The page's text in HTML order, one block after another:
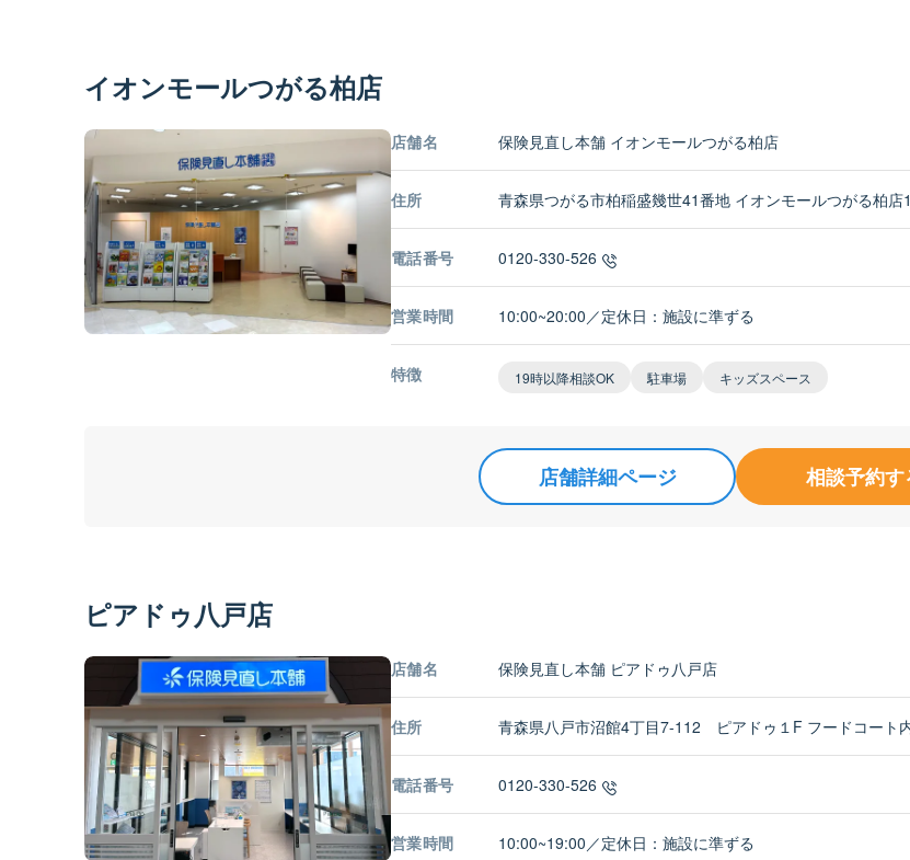
イオンモールつがる柏店
店舗名 保険見直し本舗 イオンモールつがる柏店
住所 青森県つがる市柏稲盛幾世41番地 イオンモールつがる柏店
電話番号 0120-330-526
営業時間 10:00~20:00／定休日：施設に準ずる
特徴 19時以降相談OK 駐車場 キッズスペース
店舗詳細ページ 相談予約す
ピアドゥ八戸店
店舗名 保険見直し本舗 ピアドゥ八戸店
住所 青森県八戸市沼館4丁目7-112 ピアドゥ１F フードコート
電話番号 0120-330-526
営業時間 10:00~19:00／定休日：施設に準ずる